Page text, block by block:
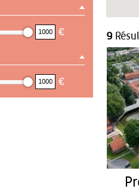
1000 €
1000 €
9